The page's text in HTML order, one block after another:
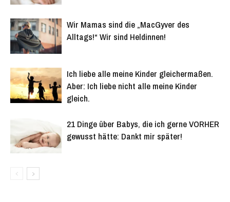
Wir Mamas sind die „MacGyver des
Alltags!“ Wir sind Heldinnen!
Ich liebe alle meine Kinder gleichermaßen.
Aber: Ich liebe nicht alle meine Kinder
gleich.
21 Dinge über Babys, die ich gerne VORHER
gewusst hätte: Dankt mir später!